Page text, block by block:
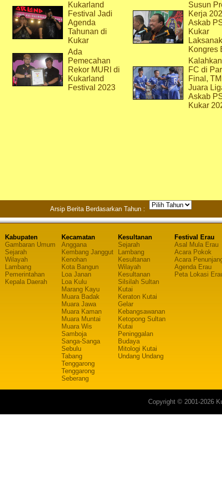
Kukarland
Festival Jadi
Agenda
Tahunan di
Kukar
Ada
Pemecahan
Rekor MURI di
Kukarland
Festival 2023
Susun
Kerja
Askab
Kukar
Kongres
FC di
Final,
Juara
Askab
Kukar
Arsip Berita Berdasarkan Tahun :
Kabupaten
Gambaran Umum
Sejarah
Wilayah
Lambang
Pemerintahan
Kepala Daerah
Kecamatan
Anggana
Kembang Janggut
Kenohan
Kota Bangun
Loa Janan
Loa Kulu
Marang Kayu
Muara Badak
Muara Jawa
Muara Kaman
Muara Muntai
Muara Wis
Samboja
Sanga-Sanga
Sebulu
Tabang
Tenggarong
Tenggarong
Seberang
Kesultanan
Sejarah
Lambang
Kesultanan
Wilayah
Kesultanan
Silsilah Sultan
Kutai
Keraton Kutai
Gelar
Kebangsawanan
Ketopong Sultan
Kutai
Peninggalan
Budaya
Mitologi Kutai
Undang Undang
Festival Erau
Asal Mula Erau
Acara Pokok
Acara
Agenda Erau
Peta Lokasi
Copyright © 2001-2026